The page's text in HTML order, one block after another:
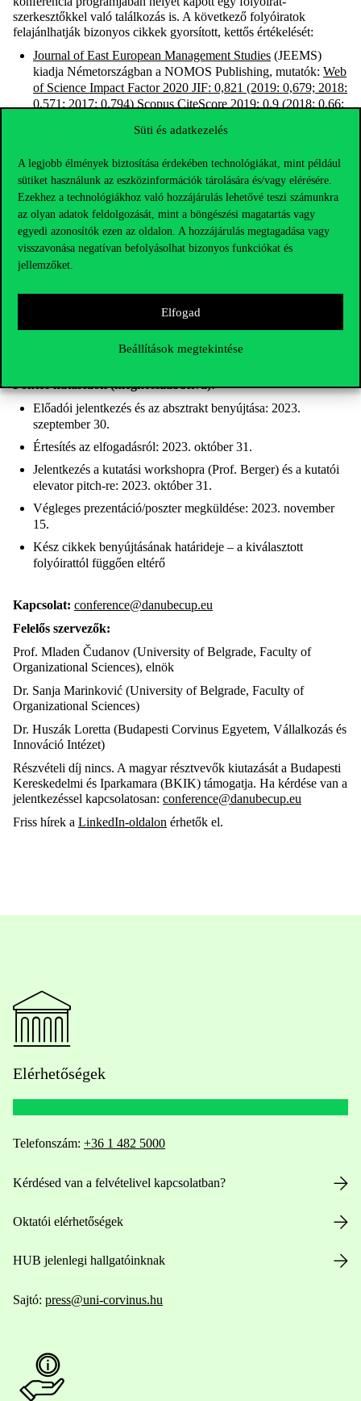
Süti és adatkezelés
A legjobb élmények biztosítása érdekében technológiákat, mint például
sütiket használunk az eszközinformációk tárolására és/vagy elérésére.
Ezekhez a technológiákhoz való hozzájárulás lehetővé teszi számunkra
az olyan adatok feldolgozását, mint a böngészési magatartás vagy
egyedi azonosítók ezen az oldalon. A hozzájárulás megtagadása vagy
visszavonása negatívan befolyásolhat bizonyos funkciókat és
jellemzőket.
Elfogad
Beállítások megtekintése
szerkesztőkkel való találkozás is. A következő folyóiratok
felajánlhatják bizonyos cikkek gyorsított, kettős értékelését:
Journal of East European Management Studies (JEEMS)
kiadja Németországban a NOMOS Publishing, mutatók: Web
of Science Impact Factor 2020 JIF: 0,821 (2019: 0,679; 2018:
0,571; 2017: 0,794) Scopus CiteScore 2019: 0,9 (2018: 0,66;
folyóirata, mutatók: Scimago Quartile Score: Economics Q3,
Scopus CiteScore: 1,2, Scimago H-index: 13
Információs Társadalom (InfTars), mutatók: Scimago Quartile
Score: Communication Q3, Scimago H-index: 5
Management: Journal of Sustainable Business and
Management Solutions in Emerging Economies
, mutatók: „C” kategória a Magyar
és menedzsment)
Fontos határidők (meghosszabbítva):
Előadói jelentkezés és az absztrakt benyújtása: 2023.
szeptember 30.
Értesítés az elfogadásról: 2023. október 31.
Jelentkezés a kutatási workshopra (Prof. Berger) és a kutatói
elevator pitch-re: 2023. október 31.
Végleges prezentáció/poszter megküldése: 2023. november
15.
Kész cikkek benyújtásának határideje – a kiválasztott
folyóirattól függően eltérő
Kapcsolat: conference@danubecup.eu
Felelős szervezők:
Prof. Mladen Čudanov (University of Belgrade, Faculty of
Organizational Sciences), elnök
Dr. Sanja Marinković (University of Belgrade, Faculty of
Organizational Sciences)
Dr. Huszák Loretta (Budapesti Corvinus Egyetem, Vállalkozás és
Innováció Intézet)
Részvételi díj nincs. A magyar résztvevők kiutazását a Budapesti
Kereskedelmi és Iparkamara (BKIK) támogatja. Ha kérdése van a
jelentkezéssel kapcsolatosan: conference@danubecup.eu
Friss hírek a LinkedIn-oldalon érhetők el.
Elérhetőségek
Telefonszám: +36 1 482 5000
Kérdésed van a felvételivel kapcsolatban?
Oktatói elérhetőségek
HUB jelenlegi hallgatóinknak
Sajtó: press@uni-corvinus.hu